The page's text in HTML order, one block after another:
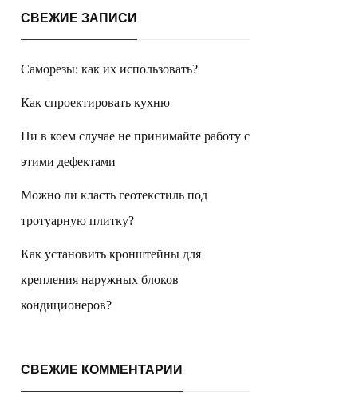
СВЕЖИЕ ЗАПИСИ
Саморезы: как их использовать?
Как спроектировать кухню
Ни в коем случае не принимайте работу с
этими дефектами
Можно ли класть геотекстиль под
тротуарную плитку?
Как установить кронштейны для
крепления наружных блоков
кондиционеров?
СВЕЖИЕ КОММЕНТАРИИ